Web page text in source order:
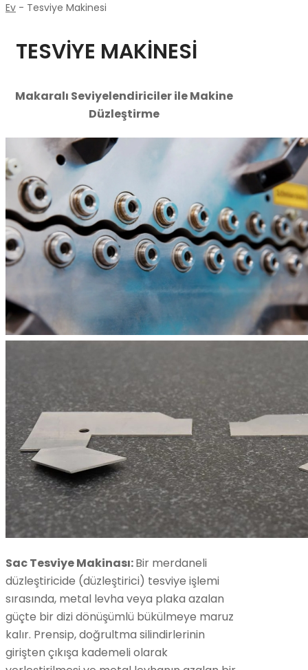
Ev - Tesviye Makinesi
TESVIYE MAKINESI
Makaralı Seviyelendiriciler ile Makine
Düzleştirme
Sac Tesviye Makinası:Bir merdaneli
düzleştiricide (düzleştirici) tesviye işlemi
sırasında, metal levha veya plaka azalan
güçte bir dizi dönüşümlü bükülmeye maruz
kalır. Prensip, doğrultma silindirlerinin
girişten çıkışa kademeli olarak